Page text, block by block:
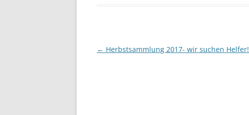
Beitragsnavigation
← Herbstsammlung 2017- wir suchen Helfer!